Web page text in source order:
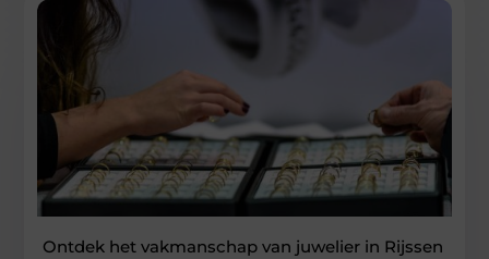
Ontdek het vakmanschap van juwelier in Rijssen